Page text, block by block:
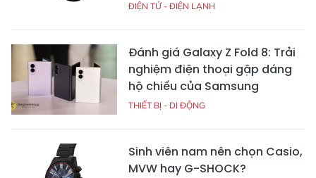
ĐIỆN TỬ - ĐIỆN LẠNH
Đánh giá Galaxy Z Fold 8: Trải
nghiệm điện thoại gập dáng
hộ chiếu của Samsung
THIẾT BỊ - DI ĐỘNG
Sinh viên nam nên chọn Casio,
MVW hay G-SHOCK?